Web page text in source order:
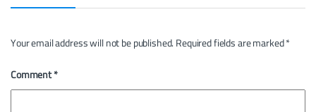
Your email address will not be published.Required fields are marked*
Comment*